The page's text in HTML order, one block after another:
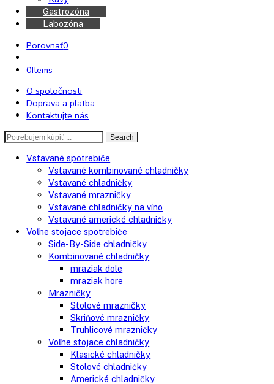
Kávovary
Automatické kávovary
Gastrozóna
Porovnať
0Items
O spoločnosti
Kontaktujte nás
Search
Vstavané spotrebiče
Vstavané kombinované chladničky
Vstavané chladničky
Vstavané mrazničky
Vstavané chladničky na víno
Vstavané americké chladničky
Voľne stojace spotrebiče
Side-By-Side chladničky
Kombinované chladničky
mraziak dole
mraziak hore
Mrazničky
Stolové mrazničky